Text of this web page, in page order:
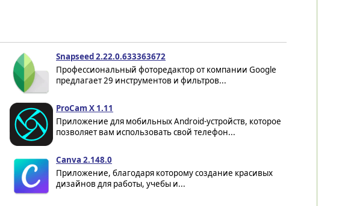
Snapseed 2.22.0.633363672
Профессиональный фоторедактор от компании Google
предлагает 29 инструментов и фильтров...
ProCam X 1.11
Приложение для мобильных Android-устройств, которое
позволяет вам использовать свой телефон...
Canva 2.148.0
Приложение, благодаря которому создание красивых
дизайнов для работы, учебы и...